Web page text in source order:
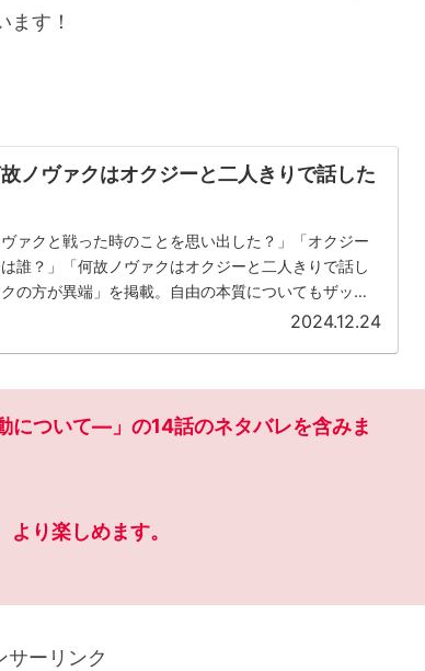
す！
故ノヴァクはオクジーと二人きりで話した
ヴァクと戦った時のことを思い出した？」「オクジー
誰？」「何故ノヴァクはオクジーと二人きりで話し
の方が異端」を掲載。自由の本質についてもザック
2024.12.24
について― 」の14話のネタバレを含みま
り楽しめます。
サーリンク